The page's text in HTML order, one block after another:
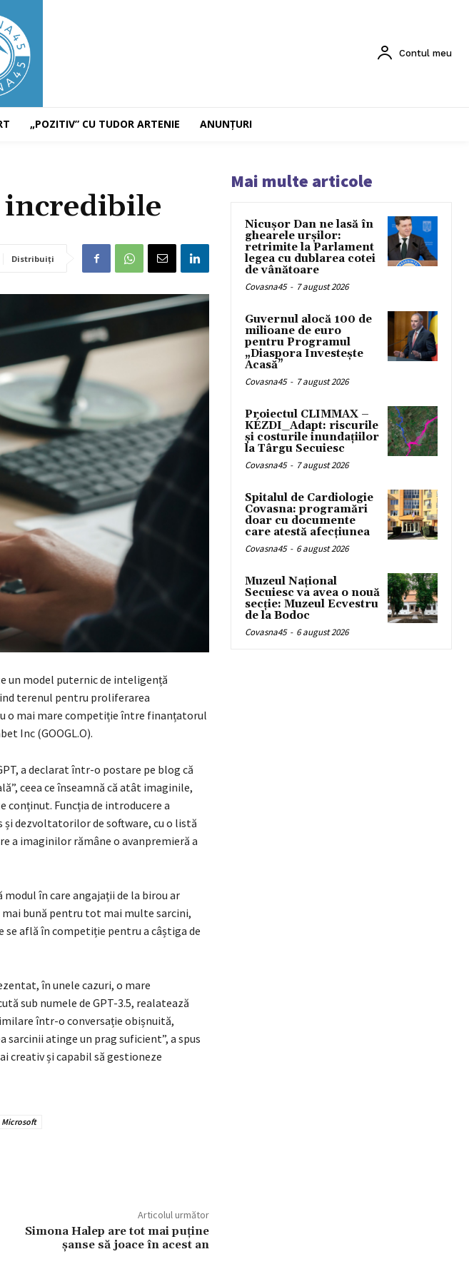
Contul meu
„POZITIV” CU TUDOR ARTENIE ANUNȚURI
incredibile
Distribuiți
un model puternic de inteligență
terenul pentru proliferarea
o mai mare competiție între finanțatorul
Inc (GOOGL.O).
a declarat într-o postare pe blog că
ceea ce înseamnă că atât imaginile,
Funcția de introducere a
dezvoltatorilor de software, cu o listă
a imaginilor rămâne o avanpremieră a
în care angajații de la birou ar
bună pentru tot mai multe sarcini,
află în competiție pentru a câștiga de
în unele cazuri, o mare
sub numele de GPT-3.5, realatează
într-o conversație obișnuită,
sarcinii atinge un prag suficient”, a spus
creativ și capabil să gestioneze
Microsoft
Articolul următor
Simona Halep are tot mai puține
șanse să joace în acest an
Mai multe articole
Nicușor Dan ne lasă în
ghearele urșilor:
retrimite la Parlament
legea cu dublarea cotei
de vânătoare
Covasna45 - 7 august 2026
Guvernul alocă 100 de
milioane de euro
pentru Programul
„Diaspora Investește
Acasă”
Covasna45 - 7 august 2026
Proiectul CLIMMAX –
KÉZDI_Adapt: riscurile
și costurile inundațiilor
la Târgu Secuiesc
Covasna45 - 7 august 2026
Spitalul de Cardiologie
Covasna: programări
doar cu documente
care atestă afecțiunea
Covasna45 - 6 august 2026
Muzeul Național
Secuiesc va avea o nouă
secție: Muzeul Ecvestru
de la Bodoc
Covasna45 - 6 august 2026